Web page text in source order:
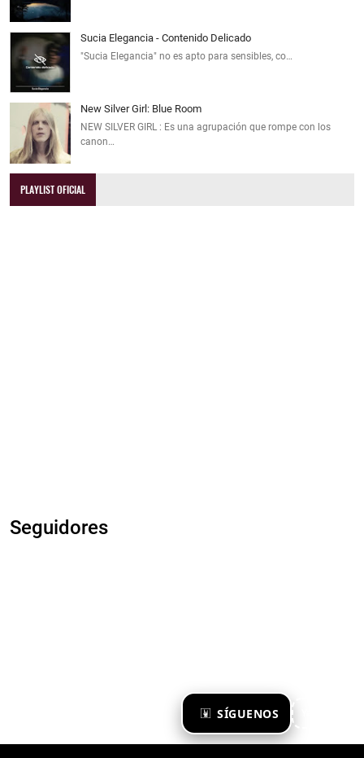
SÍGUENOS
Sucia Elegancia - Contenido Delicado
"Sucia Elegancia" no es apto para sensibles, co…
New Silver Girl: Blue Room
NEW SILVER GIRL : Es una agrupación que rompe con los
canon…
PLAYLIST OFICIAL
Seguidores